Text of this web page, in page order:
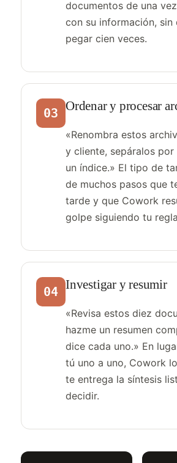
documentos de una
con su información, sin
pegar cien veces.
03 Ordenar y procesar
«Renombra estos
y cliente, sepáralos por
un índice.» El tipo de
de muchos pasos que
tarde y que Cowork
golpe siguiendo tu
04 Investigar y resumir
«Revisa estos diez
hazme un resumen
dice cada uno.» En
tú uno a uno, Cowork
te entrega la síntesis
decidir.